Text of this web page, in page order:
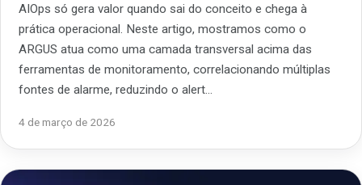
AIOps só gera valor quando sai do conceito e chega à
prática operacional. Neste artigo, mostramos como o
ARGUS atua como uma camada transversal acima das
ferramentas de monitoramento, correlacionando múltiplas
fontes de alarme, reduzindo o alert…
4 de março de 2026